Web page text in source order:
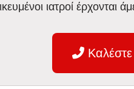
ιατροί έρχονται
Καλέστε